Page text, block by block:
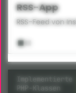
RSS-App
RSS-Feed von
Implementierte
PHP-Klassen